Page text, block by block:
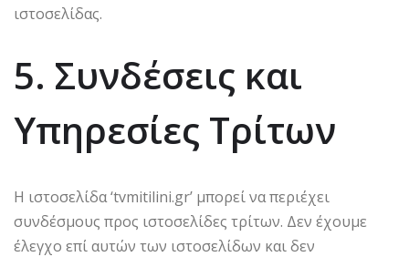
ιστοσελίδας.
5. Συνδέσεις και
Υπηρεσίες Τρίτων
Η ιστοσελίδα ‘tvmitilini.gr’ μπορεί να περιέχει
συνδέσμους προς ιστοσελίδες τρίτων. Δεν έχουμε
έλεγχο επί αυτών των ιστοσελίδων και δεν